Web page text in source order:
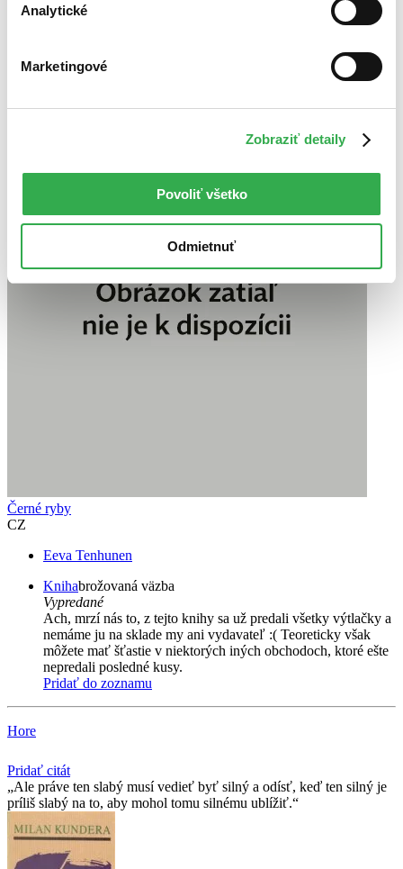
Analytické
Marketingové
Zobraziť detaily
Povoliť všetko
Odmietnuť
Černé ryby
CZ
Eeva Tenhunen
Knihabrožovaná väzba
Vypredané
Ach, mrzí nás to, z tejto knihy sa už predali všetky výtlačky a
nemáme ju na sklade my ani vydavateľ :( Teoreticky však
môžete mať šťastie v niektorých iných obchodoch, ktoré ešte
nepredali posledné kusy.
Pridať do zoznamu
Hore
Pridať citát
Ale práve ten slabý musí­ vedieť byť silný a odí­sť, keď ten silný je
prí­liš slabý na to, aby mohol tomu silnému ublí­žiť.